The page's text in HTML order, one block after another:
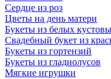
Сердце из роз
Цветы на день матери
Букеты из белых
Свадебный букет из
Букеты из гортензий
Букеты из гладиолусов
Мягкие игрушки